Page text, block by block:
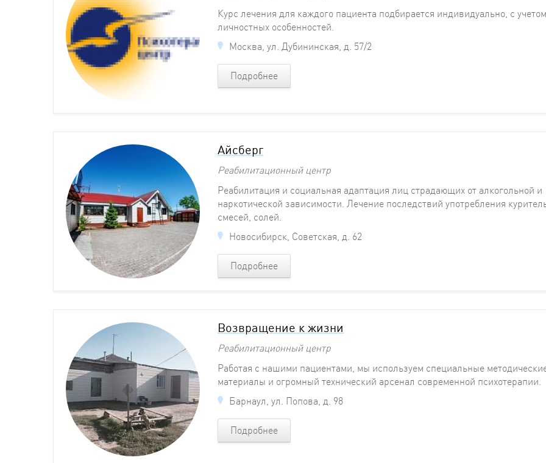
Курс лечения для каждого пациента подбирается индивидуально, с учетом
личностных особенностей.
Москва, ул. Дубининская, д. 57/2
Подробнее
Айсберг
Реабилитационный центр
Реабилитация и социальная адаптация лиц страдающих от алкогольной и
наркотической зависимости. Лечение последствий употребления
смесей, солей.
Новосибирск, Советская, д. 62
Подробнее
Возвращение к жизни
Реабилитационный центр
Работая с нашими пациентами, мы используем специальные
материалы и огромный технический арсенал современной психотерапии.
Барнаул, ул. Попова, д. 98
Подробнее